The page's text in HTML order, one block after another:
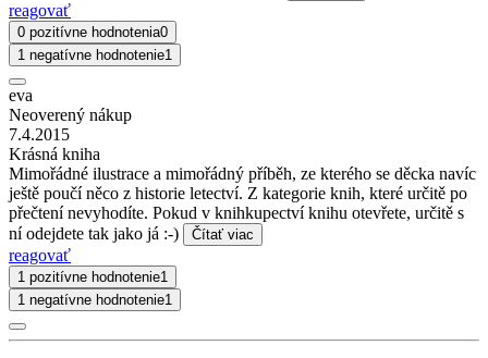
reagovať
0 pozitívne hodnotenia0
1 negatívne hodnotenie1
eva
Neoverený nákup
7.4.2015
Krásná kniha
Mimořádné ilustrace a mimořádný příběh, ze kterého se děcka navíc
ještě poučí něco z historie letectví. Z kategorie knih, které určitě po
přečtení nevyhodíte. Pokud v knihkupectví knihu otevřete, určitě s
ní odejdete tak jako já :-)
Čítať viac
reagovať
1 pozitívne hodnotenie1
1 negatívne hodnotenie1